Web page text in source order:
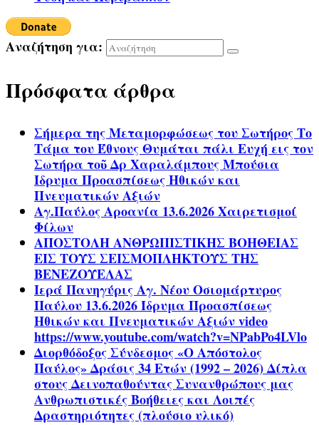
Αναζήτηση για:
Πρόσφατα άρθρα
Σήμερα της Μεταμορφώσεως του Σωτήρος Το
Τάμα του Έθνους Θυμάται πάλι Ευχή εις τον
Σωτήρα τοῦ Δρ Χαραλάμπους Μπούσια
Ίδρυμα Προασπίσεως Ηθικών και
Πνευματικών Αξιών
Αγ.Παύλος Αροανία 13.6.2026 Χαιρετισμοί
Φίλων
ΑΠΟΣΤΟΛΗ ΑΝΘΡΩΠΙΣΤΙΚΗΣ ΒΟΗΘΕΙΑΣ
ΕΙΣ ΤΟΥΣ ΣΕΙΣΜΟΠΛΗΚΤΟΥΣ ΤΗΣ
ΒΕΝΕΖΟΥΕΛΑΣ
Ιερά Πανηγύρις Αγ. Νέου Οσιομάρτυρος
Παύλου 13.6.2026 Ίδρυμα Προασπίσεως
Ηθικών και Πνευματικών Αξιών video
https://www.youtube.com/watch?v=NPabPo4LVlo
Διορθόδοξος Σύνδεσμος «Ο Απόστολος
Παύλος» Δράσις 34 Ετών (1992 – 2026) Δίπλα
στους Δεινοπαθούντας Συνανθρώπους μας
Ανθρωπιστικές Βοήθειες και Λοιπές
Δραστηριότητες (πλούσιο υλικό)